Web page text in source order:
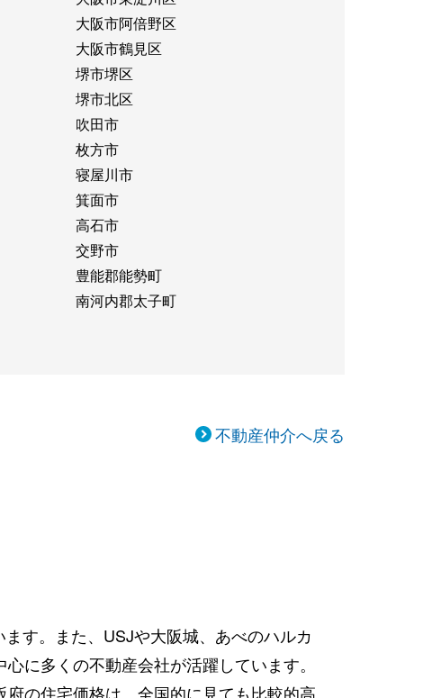
大阪市阿倍野区
大阪市鶴見区
堺市堺区
堺市北区
吹田市
枚方市
寝屋川市
箕面市
高石市
交野市
豊能郡能勢町
南河内郡太子町
不動産仲介へ戻る
す。また、USJや大阪城、あべのハルカ
に多くの不動産会社が活躍しています。
の住宅価格は、全国的に見ても比較的高